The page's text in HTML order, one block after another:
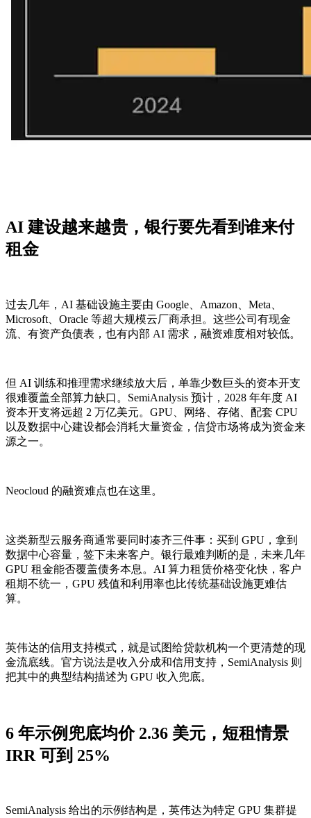
AI 建设越来越贵，银行要先看到谁来付
租金
过去几年，AI 基础设施主要由 Google、Amazon、Meta、
Microsoft、Oracle 等超大规模云厂商承担。这些公司有现金
流、有资产负债表，也有内部 AI 需求，融资难度相对较低。
但 AI 训练和推理需求继续放大后，单靠少数巨头的资本开支
很难覆盖全部算力缺口。SemiAnalysis 预计，2028 年年度 AI
资本开支将远超 2 万亿美元。GPU、网络、存储、配套 CPU
以及数据中心建设都会消耗大量资金，信贷市场将成为资金来
源之一。
Neocloud 的融资难点也在这里。
这类新型云服务商通常要同时凑齐三件事：买到 GPU，拿到
数据中心容量，签下未来客户。银行最难判断的是，未来几年
GPU 租金能否覆盖债务本息。AI 算力租赁价格变化快，客户
租期不统一，GPU 残值和利用率也比传统基础设施更难估
算。
英伟达的信用支持模式，就是试图给贷款机构一个更清楚的现
金流底线。官方说法是收入分成和信用支持，SemiAnalysis 则
把其中的典型结构描述为 GPU 收入兜底。
6 年示例兜底均价 2.36 美元，短租情景
IRR 可到 25%
SemiAnalysis 给出的示例结构是，英伟达为特定 GPU 集群提